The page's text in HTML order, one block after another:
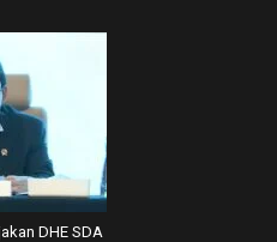
DHE SDA